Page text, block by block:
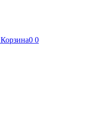
Корзина0 0